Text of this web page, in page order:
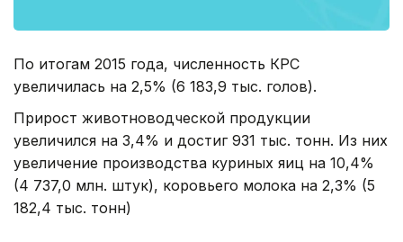
По итогам 2015 года, численность КРС
увеличилась на 2,5% (6 183,9 тыс. голов).
Прирост животноводческой продукции
увеличился на 3,4% и достиг 931 тыс. тонн. Из них
увеличение производства куриных яиц на 10,4%
(4 737,0 млн. штук), коровьего молока на 2,3% (5
182,4 тыс. тонн)